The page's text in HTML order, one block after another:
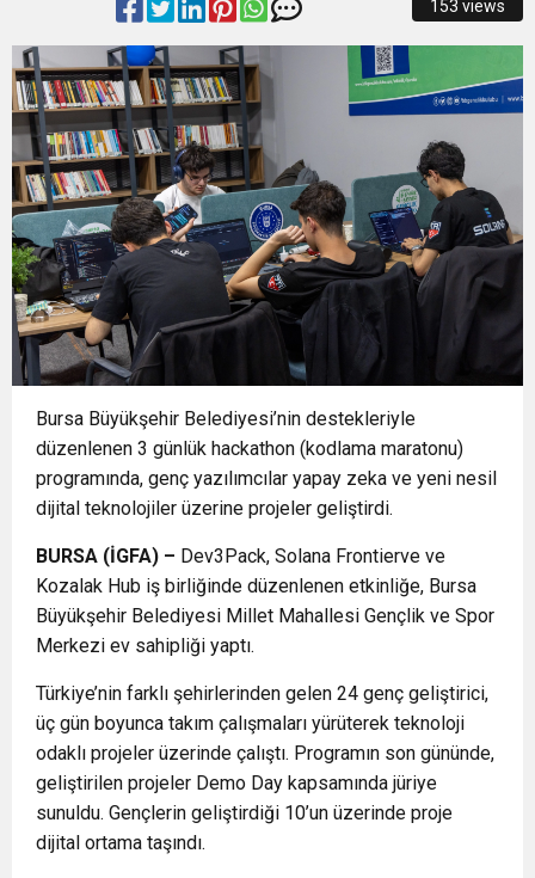
BAŞKAN VEKİLİ ŞAHİN BİBA: “BURSA’NIN
GELECEĞİNİ BÜTÜNCÜL BİR ANLAYIŞLA
PLANLIYORUZ”
14:21 BÜYÜKŞEHİR’DEN AFETLERE HAZIR İKİ YENİ
MOBİL ARAÇ
16:33 İLKLERİN FESTİVALİNDE ÇOCUKLAR DA ŞEN
ŞAKRAK
16:29 Nilüfer’de kaldırımlar temizlendi
14:43 ASLI HÜNEL’DEN AÇIKHAVA’DA MÜZİK
ZİYAFETİ
153 views
Bursa Büyükşehir Belediyesi’nin destekleriyle
düzenlenen 3 günlük hackathon (kodlama maratonu)
programında, genç yazılımcılar yapay zeka ve yeni nesil
dijital teknolojiler üzerine projeler geliştirdi.
BURSA (İGFA) – Dev3Pack, Solana Frontierve ve
Kozalak Hub iş birliğinde düzenlenen etkinliğe, Bursa
Büyükşehir Belediyesi Millet Mahallesi Gençlik ve Spor
Merkezi ev sahipliği yaptı.
Türkiye’nin farklı şehirlerinden gelen 24 genç geliştirici,
üç gün boyunca takım çalışmaları yürüterek teknoloji
odaklı projeler üzerinde çalıştı. Programın son gününde,
geliştirilen projeler Demo Day kapsamında jüriye
sunuldu. Gençlerin geliştirdiği 10’un üzerinde proje
dijital ortama taşındı.